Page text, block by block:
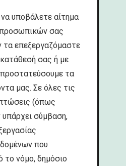
υποβάλετε αίτημα
σας
επεξεργαζόμαστε
σας ή με
τα
μας. Σε όλες τις
(όπως
υπάρχει σύμβαση,
που
το νόμο, δημόσιο